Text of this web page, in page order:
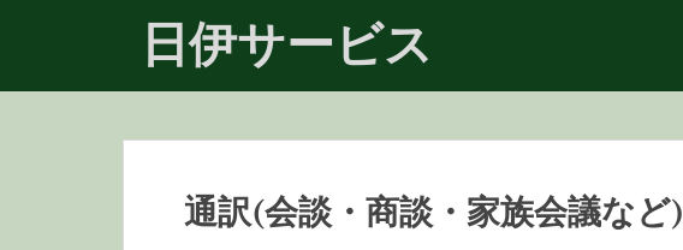
i
日伊サービス
通訳(会談・商談・家族会議など)